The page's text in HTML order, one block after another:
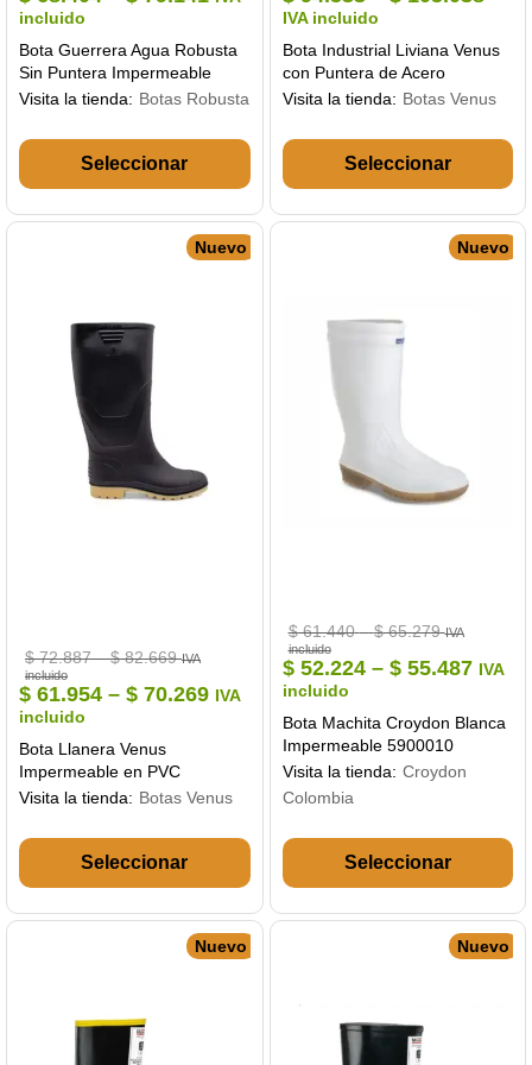
through
through
$ 79.141
incluido
Bota Guerrera Agua Robusta
Sin Puntera Impermeable
Visita la tienda: Botas Robusta
producto
tiene
múltiples
variantes.
Las
through
IVA incluido
Bota Industrial Liviana Venus
con Puntera de Acero
Impermeable
Visita la tienda: Botas Venus
Nuevo
$72.887 – $82.669Price
$ 72.887
through
IVA
incluido
$ 61.954 – $ 70.269Price
$ 61.954
through
$ 70.269
IVA
incluido
Bota Llanera Venus
Impermeable en PVC
Visita la tienda: Botas Venus
producto
tiene
múltiples
variantes.
Las
Nuevo
$61.440 – $65.279Price
$ 61.440
through
IVA
incluido
$52.224 – $55.487Price
IVA
incluido
Bota Machita Croydon Blanca
Impermeable 5900010
Visita la tienda: Croydon
Colombia
Nuevo Nuevo